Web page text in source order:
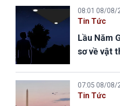
08:01 08/08/
Tin Tức
Lầu Năm
sơ về vật
07:05 08/08/
Tin Tức